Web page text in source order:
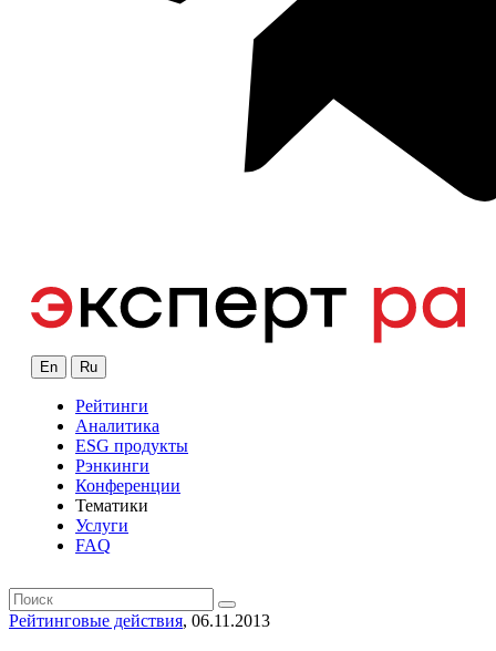
En Ru
Рейтинги
Аналитика
ESG продукты
Рэнкинги
Конференции
Тематики
Услуги
FAQ
Рейтинговые действия, 06.11.2013